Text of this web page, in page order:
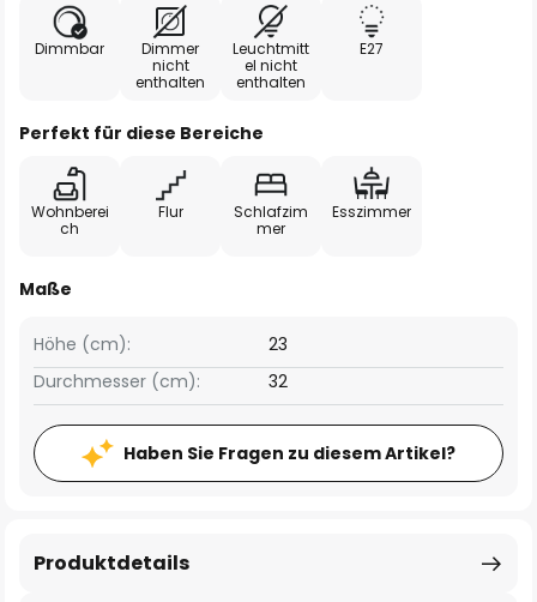
Dimmbar
Dimmer
nicht
enthalten
Leuchtmitt
el nicht
enthalten
E27
Perfekt für diese Bereiche
Wohnberei
ch
Flur
Schlafzim
mer
Esszimmer
Maße
Höhe (cm):
23
Durchmesser (cm):
32
Haben Sie Fragen zu diesem Artikel?
Produktdetails